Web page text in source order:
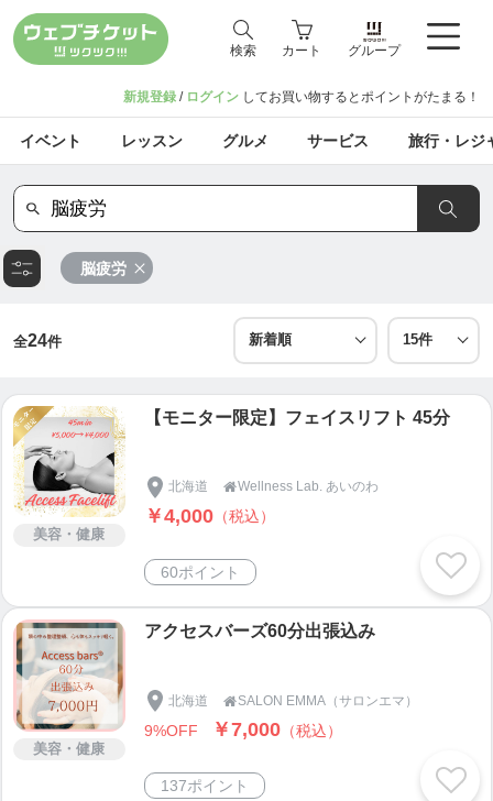
検索 カート グループ
新規登録 / ログイン してお買い物するとポイントがたまる！
イベント レッスン グルメ サービス 旅行・レジ
脳疲労
全24件
美容・健康
【モニター限定】フェイスリフト 45分
北海道 Wellness Lab. あいのわ
￥4,000 （税込）
60ポイント
美容・健康
アクセスバーズ60分出張込み
北海道 SALON EMMA（サロンエマ）
9%OFF ￥7,000 （税込）
137ポイント